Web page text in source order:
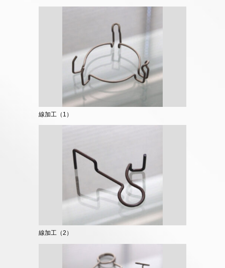
線加工（1）
線加工（2）